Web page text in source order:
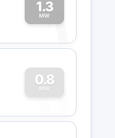
1.3
MW
1
0.8
MW
0